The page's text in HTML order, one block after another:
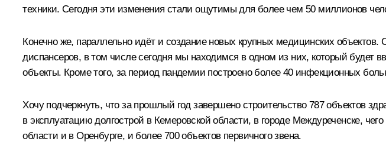
техники. Сегодня эти изменения стали ощутимы для более чем 50 миллионов
Конечно же, параллельно идёт и создание новых крупных медицинских объектов.
диспансеров, в том числе сегодня мы находимся в одном из них, который будет
объекты. Кроме того, за период пандемии построено более 40 инфекционных
Хочу подчеркнуть, что за прошлый год завершено строительство 787 объектов
в эксплуатацию долгострой в Кемеровской области, в городе Междуреченске,
области и в Оренбурге, и более 700 объектов первичного звена.